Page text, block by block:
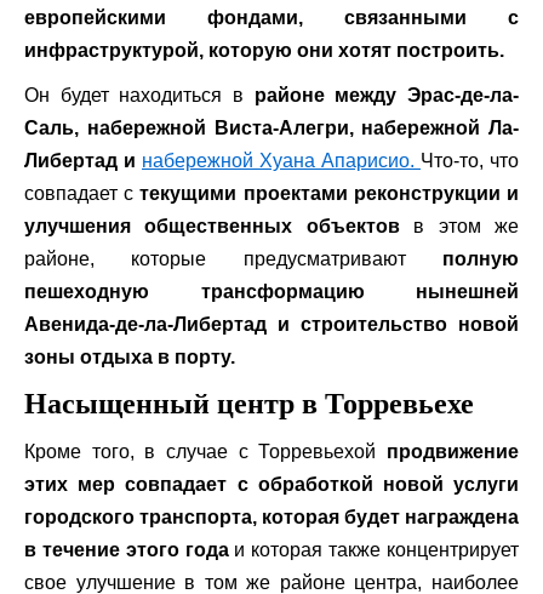
европейскими фондами, связанными с
инфраструктурой, которую они хотят построить.
Он будет находиться в районе между Эрас-де-ла-
Саль, набережной Виста-Алегри, набережной Ла-
Либертад и набережной Хуана Апарисио. Что-то, что
совпадает стекущими проектами реконструкции и
улучшения общественных объектовв этом же
районе, которые предусматривают полную
пешеходную трансформацию нынешней
Авенида-де-ла-Либертад и строительство новой
зоны отдыха в порту.
Насыщенный центр в Торревьехе
Кроме того, в случае с Торревьехой продвижение
этих мер совпадает с обработкой новой услуги
городского транспорта, которая будет награждена
в течение этого годаи которая также концентрирует
свое улучшение в том же районе центра, наиболее